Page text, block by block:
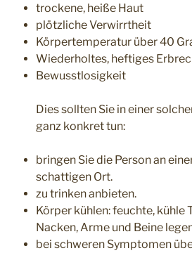
trockene, heiße Haut
plötzliche Verwirrtheit
Körpertemperatur über 40
Wiederholtes, heftiges
Bewusstlosigkeit
Dies sollten Sie in einer
ganz konkret tun:
bringen Sie die Person an
schattigen Ort.
zu trinken anbieten.
Körper kühlen: feuchte, kühle
Nacken, Arme und Beine
bei schweren Symptomen